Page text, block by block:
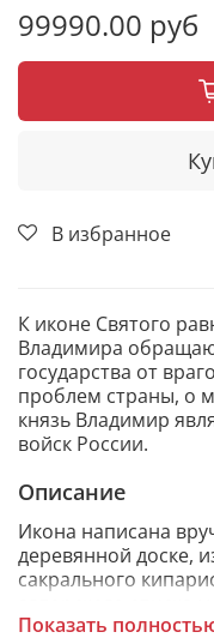
99990.00 руб
В избранное
К иконе Святого
Владимира
государства от
проблем страны, о
князь Владимир
войск России.
Описание
Икона написана
деревянной доске,
сакрального
одобрение русской
Показать